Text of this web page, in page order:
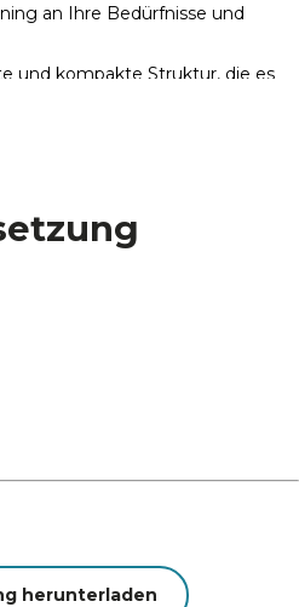
an Ihre Bedürfnisse und
und kompakte Struktur, die es
Trainings und Dekoration für
Details: Das Fahrrad enthält
185 cm.
herunterladen